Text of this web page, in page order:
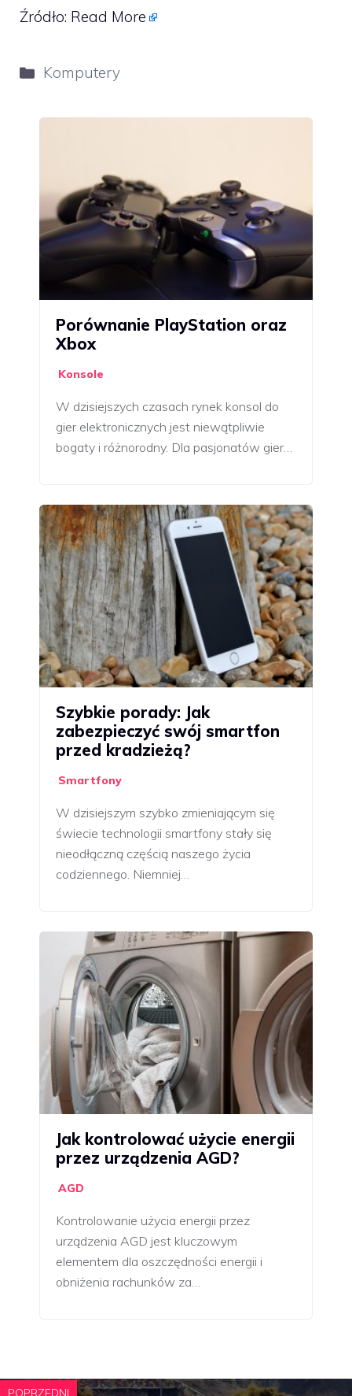
Źródło: Read More
Kategorie
Komputery
Porównanie PlayStation oraz
Xbox
Konsole
W dzisiejszych czasach rynek konsol do
gier elektronicznych jest niewątpliwie
bogaty i różnorodny. Dla pasjonatów gier…
Szybkie porady: Jak
zabezpieczyć swój smartfon
przed kradzieżą?
Smartfony
W dzisiejszym szybko zmieniającym się
świecie technologii smartfony stały się
nieodłączną częścią naszego życia
codziennego. Niemniej…
Jak kontrolować użycie energii
przez urządzenia AGD?
AGD
Kontrolowanie użycia energii przez
urządzenia AGD jest kluczowym
elementem dla oszczędności energii i
obniżenia rachunków za…
POPRZEDNI